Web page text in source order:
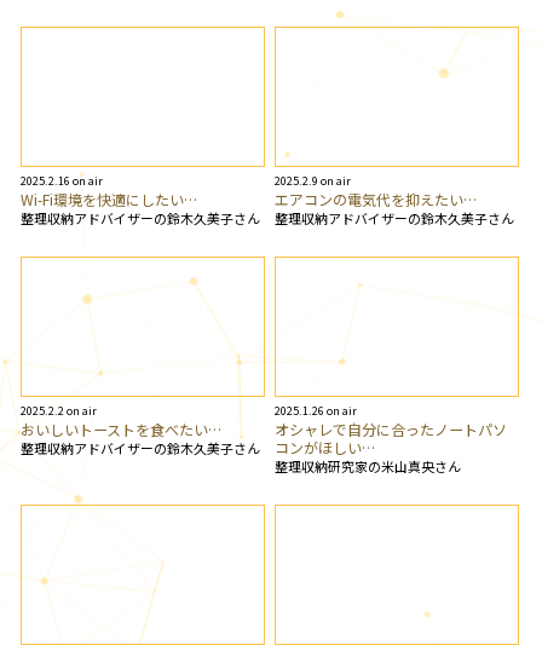
2025.2.16 on air
Wi-Fi環境を快適にしたい…
整理収納アドバイザーの鈴木久美子さん
2025.2.9 on air
エアコンの電気代を抑えたい…
整理収納アドバイザーの鈴木久美子さん
2025.2.2 on air
おいしいトーストを食べたい…
整理収納アドバイザーの鈴木久美子さん
2025.1.26 on air
オシャレで自分に合ったノートパソ
コンがほしい…
整理収納研究家の米山真央さん